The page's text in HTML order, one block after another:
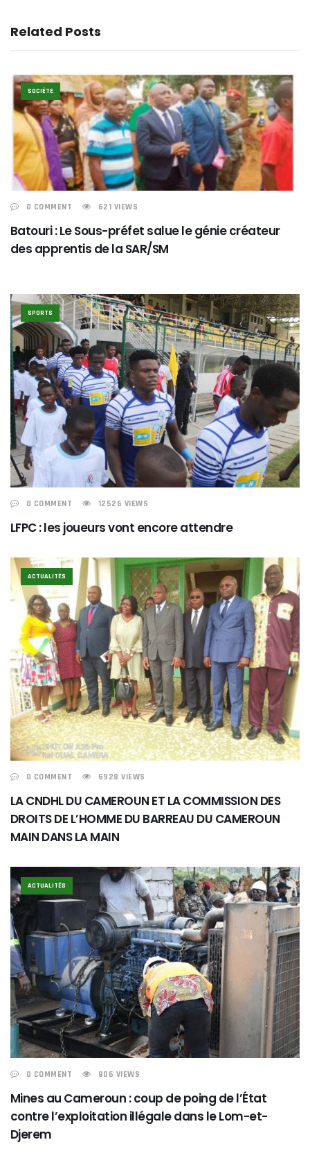
Related Posts
SOCIÉTE
0 COMMENT 621 VIEWS
Batouri : Le Sous-préfet salue le génie créateur
des apprentis de la SAR/SM
SPORTS
0 COMMENT 12526 VIEWS
LFPC : les joueurs vont encore attendre
ACTUALITÉS
0 COMMENT 6928 VIEWS
LA CNDHL DU CAMEROUN ET LA COMMISSION DES
DROITS DE L’HOMME DU BARREAU DU CAMEROUN
MAIN DANS LA MAIN
ACTUALITÉS
0 COMMENT 806 VIEWS
Mines au Cameroun : coup de poing de l’État
contre l’exploitation illégale dans le Lom-et-
Djerem